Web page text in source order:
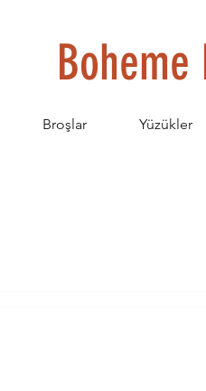
Boheme
Broşlar Yüzükler